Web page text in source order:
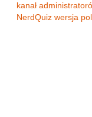
kanał
NerdQuiz wersja